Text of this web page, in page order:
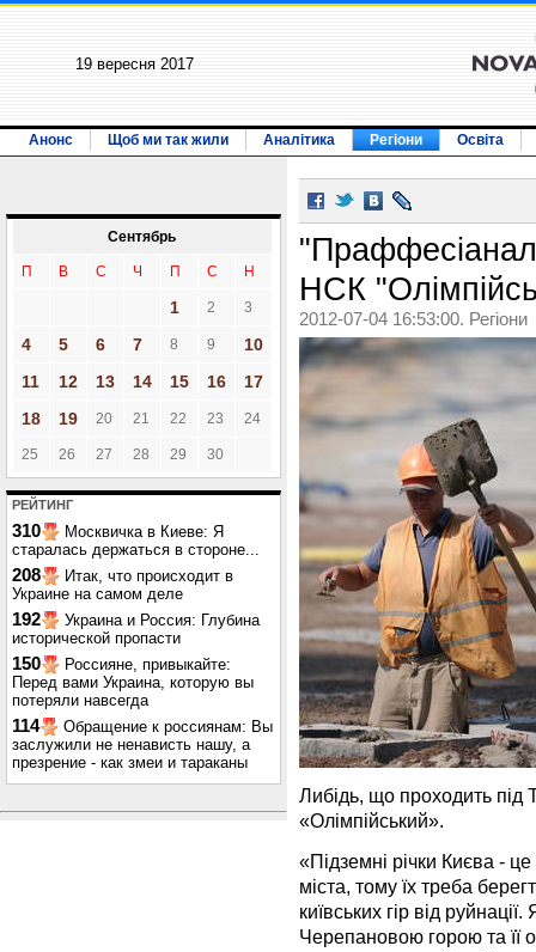
19 вересня 2017
Анонс Щоб ми так жили Аналітика Регіони Освіта
Сентябрь
П В С Ч П С Н
1 2 3
4 5 6 7 8 9
10
11
12 13 14 15 16
17
18
19 20 21 22 23 24
25 26 27 28 29 30
РЕЙТИНГ
310
Москвичка в Киеве: Я
старалась держаться в стороне...
208
Итак, что происходит в
Украине на самом деле
192
Украина и Россия: Глубина
исторической пропасти
150
Россияне, привыкайте:
Перед вами Украина, которую вы
потеряли навсегда
114
Обращение к россиянам: Вы
заслужили не ненависть нашу, а
презрение - как змеи и тараканы
НСК
2012-07-04 16:53:00. Регіони
Либідь, що проходить
«Олімпійський».
«Підземні річки Києва - це
міста, тому їх треба
київських гір від
Черепановою горою та